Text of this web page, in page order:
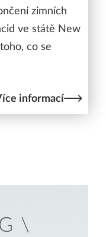
zimních
ve státě New
co se
informací
\